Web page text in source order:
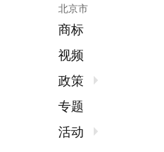
北京市
商标
视频
政策
专题
活动